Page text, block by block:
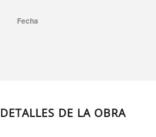
DETALLES DE LA OBRA